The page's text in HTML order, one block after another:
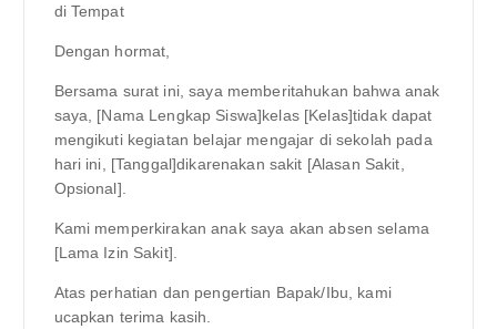
di Tempat
Dengan hormat,
Bersama surat ini, saya memberitahukan bahwa anak
saya, [Nama Lengkap Siswa]kelas [Kelas]tidak dapat
mengikuti kegiatan belajar mengajar di sekolah pada
hari ini, [Tanggal]dikarenakan sakit [Alasan Sakit,
Opsional].
Kami memperkirakan anak saya akan absen selama
[Lama Izin Sakit].
Atas perhatian dan pengertian Bapak/Ibu, kami
ucapkan terima kasih.